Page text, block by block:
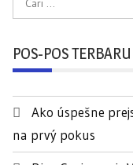
a
u
POS-POS TERBARU
Ako úspešne
na prvý pokus